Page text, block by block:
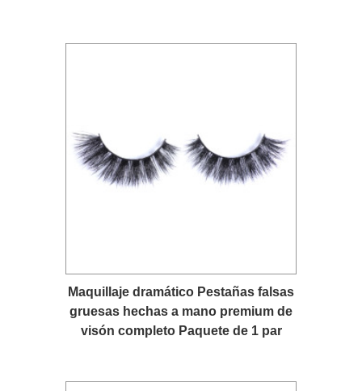
Maquillaje dramático Pestañas falsas
gruesas hechas a mano premium de
visón completo Paquete de 1 par